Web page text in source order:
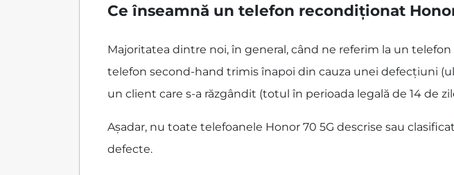
Ce înseamnă un telefon recondiționat
Majoritatea dintre noi, în general, când ne referim la un
telefon second-hand trimis înapoi din cauza unei defecțiuni
un client care s-a răzgândit (totul în perioada legală de 14 de
Așadar, nu toate telefoanele Honor 70 5G descrise sau
defecte.